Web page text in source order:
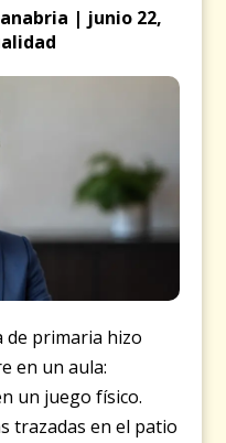
| junio 22,
de primaria hizo
en un aula:
un juego físico.
trazadas en el patio